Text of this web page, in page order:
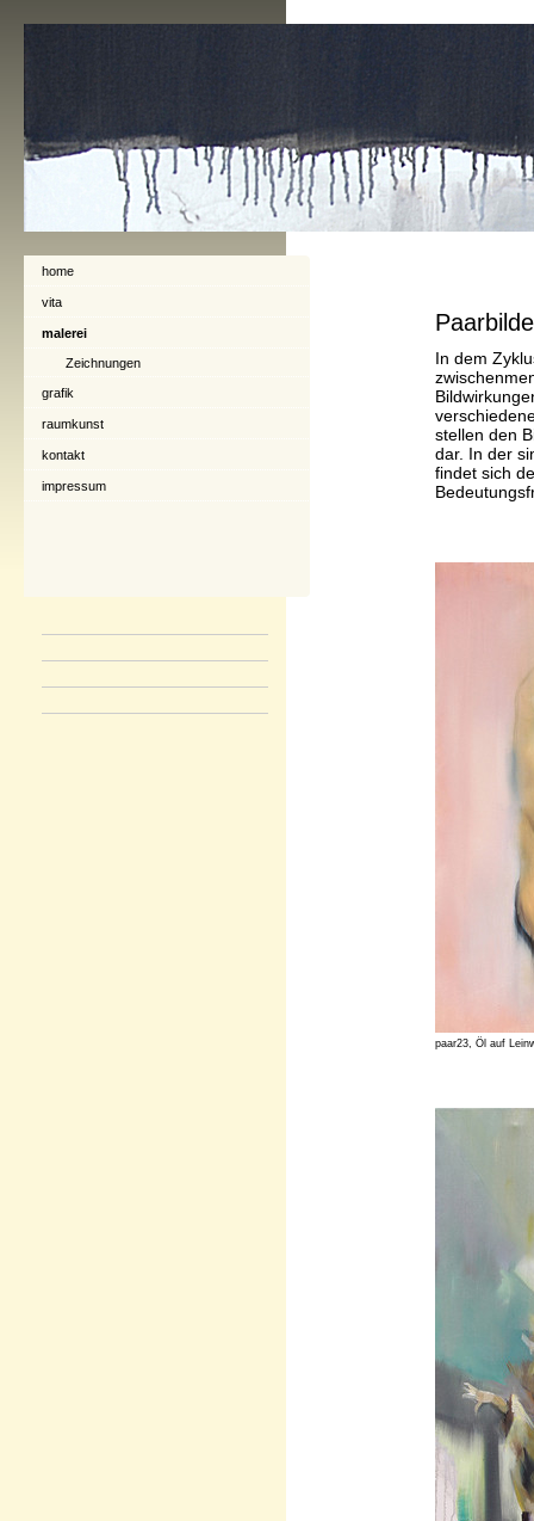
In dem
stellen den
dar. In der
findet sich
paar23, Öl auf
home
vita
malerei
Zeichnungen
grafik
raumkunst
kontakt
impressum